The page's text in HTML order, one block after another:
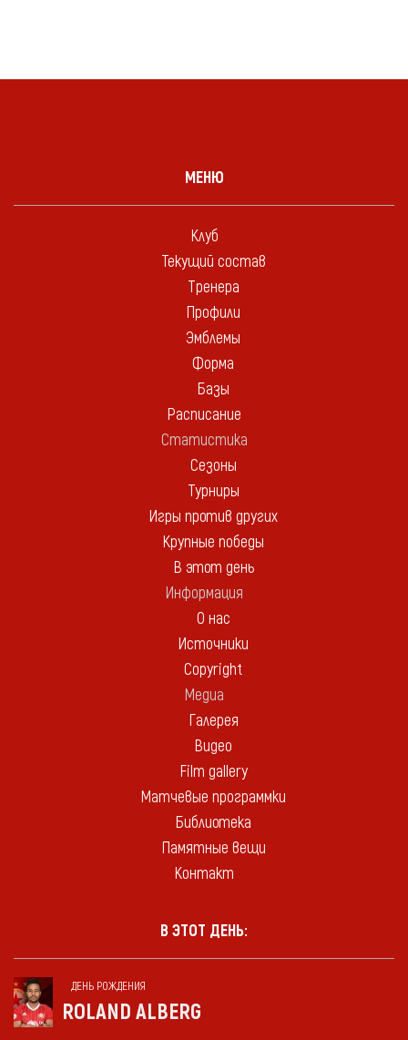
МЕНЮ
Клуб
Текущий состав
Тренера
Профили
Эмблемы
Форма
Базы
Расписание
Статистика
Сезоны
Турниры
Игры против других
Крупные победы
В этот день
Информация
О нас
Источники
Copyright
Медиа
Галерея
Видео
Film gallery
Матчевые программки
Библиотека
Памятные вещи
Контакт
В ЭТОТ ДЕНЬ:
ДЕНЬ РОЖДЕНИЯ
ROLAND ALBERG